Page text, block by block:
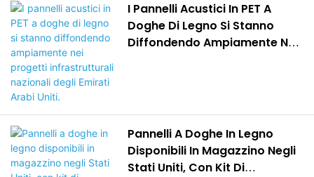
I Pannelli Acustici In PET A
Doghe Di Legno Si Stanno
Diffondendo Ampiamente Nei
Pannelli A Doghe In Legno
Disponibili In Magazzino Negli
Stati Uniti, Con Kit Di